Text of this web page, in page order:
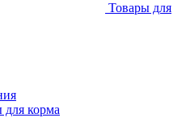
Товары для
корма